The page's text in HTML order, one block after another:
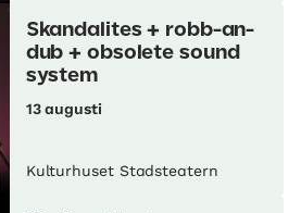
Skandalites + robb-an-
dub + obsolete sound
system
13 augusti
Kulturhuset Stadsteatern